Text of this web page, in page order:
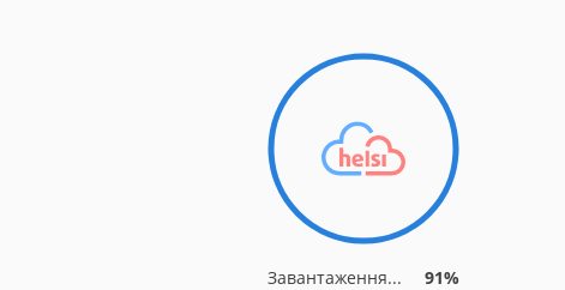
Завантаження... 91%